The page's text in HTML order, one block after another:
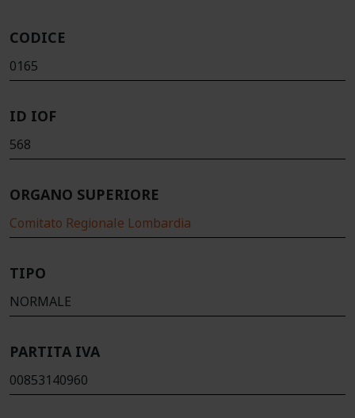
CODICE
0165
ID IOF
568
ORGANO SUPERIORE
Comitato Regionale Lombardia
TIPO
NORMALE
PARTITA IVA
00853140960